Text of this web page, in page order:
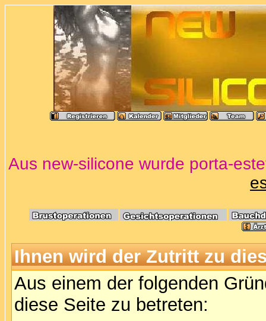
Aus new-silicone wurde porta-
Ihnen wird der Zutritt zu
Aus einem der folgenden
diese Seite zu betreten: